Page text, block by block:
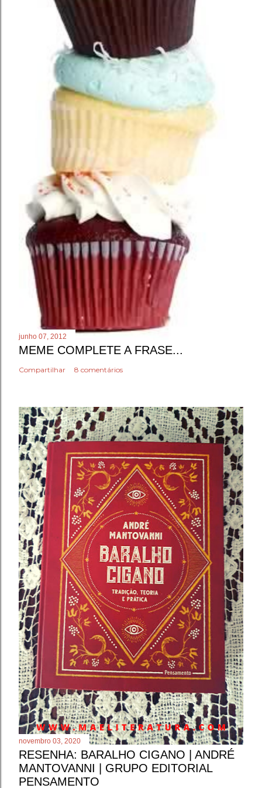
junho 07, 2012
MEME COMPLETE A FRASE...
Compartilhar 8 comentários
novembro 03, 2020
RESENHA: BARALHO CIGANO | ANDRÉ
MANTOVANNI | GRUPO EDITORIAL
PENSAMENTO